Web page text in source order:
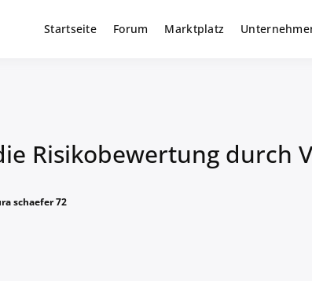
Solar Forum
Deutschlandweit Nr. 1 Forum für gewerbliche Solar
Startseite Forum Marktplatz
Risikobewertung durch
schaefer 72